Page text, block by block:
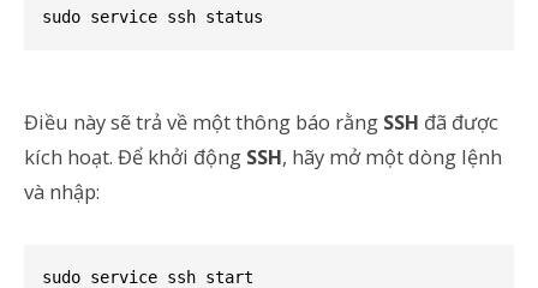
sudo service ssh status
Điều này sẽ trả về một thông báo rằng SSH đã được
kích hoạt. Để khởi động SSH, hãy mở một dòng lệnh
và nhập:
sudo service ssh start